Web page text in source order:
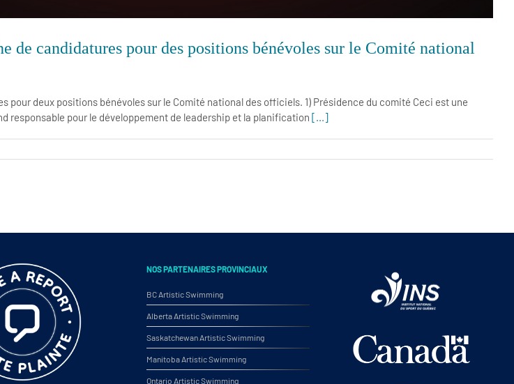
de candidatures pour des positions bénévoles sur le Comité national
pour deux positions bénévoles sur le Comité national des officiels. 1) Présidence du comité Ceci est une
responsable pour le développement de leadership et la planification [...]
NOS PARTENAIRES PROVINCIAUX
BC Artistic Swimming
Alberta Artistic Swimming
Saskatchewan Artistic Swimming
Manitoba Artistic Swimming
Ontario Artistic Swimming